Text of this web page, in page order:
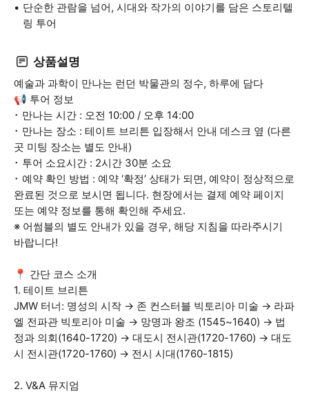
단순한 관람을 넘어, 시대와 작가의 이야기를 담은 스토리텔
링 투어
상품설명
예술과 과학이 만나는 런던 박물관의 정수, 하루에 담다
📢 투어 정보
･ 만나는 시간 : 오전 10:00 / 오후 14:00
･ 만나는 장소 : 테이트 브리튼 입장해서 안내 데스크 옆 (다른
곳 미팅 장소는 별도 안내)
･ 투어 소요시간 : 2시간 30분 소요
･ 예약 확인 방법 : 예약 ‘확정’ 상태가 되면, 예약이 정상적으로
완료된 것으로 보시면 됩니다. 현장에서는 결제 예약 페이지
또는 예약 정보를 통해 확인해 주세요.
※ 어썸블의 별도 안내가 있을 경우, 해당 지침을 따라주시기
바랍니다!
📍 간단 코스 소개
1. 테이트 브리튼
JMW 터너: 명성의 시작 → 존 컨스터블 빅토리아 미술 → 라파
엘 전파관 빅토리아 미술 → 망명과 왕조 (1545~1640) → 법
정과 의회(1640-1720) → 대도시 전시관(1720-1760) → 대도
시 전시관(1720-1760) → 전시 시대(1760-1815)
2. V&A 뮤지엄